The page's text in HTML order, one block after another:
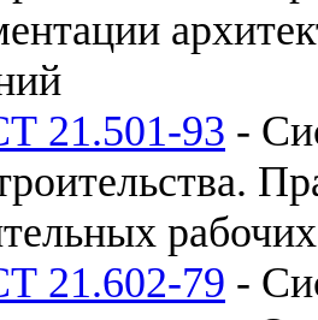
21.501-93 -
21.602-79 -